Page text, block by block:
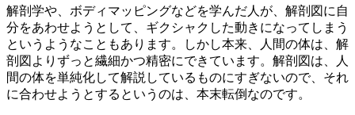
解剖学や、ボディマッピングなどを学んだ人が、解剖図に自
分をあわせようとして、ギクシャクした動きになってしまう
というようなこともあります。しかし本来、人間の体は、解
剖図よりずっと繊細かつ精密にできています。解剖図は、人
間の体を単純化して解説しているものにすぎないので、それ
に合わせようとするというのは、本末転倒なのです。